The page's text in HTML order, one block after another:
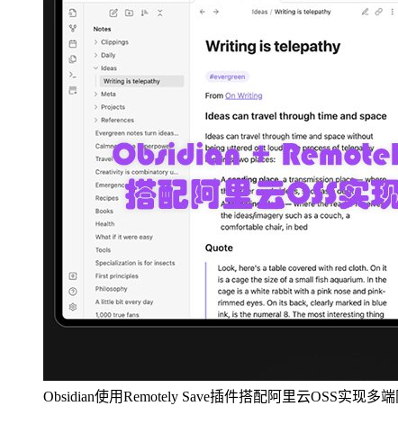
Obsidian使用Remotely Save插件搭配阿里云OSS实现多